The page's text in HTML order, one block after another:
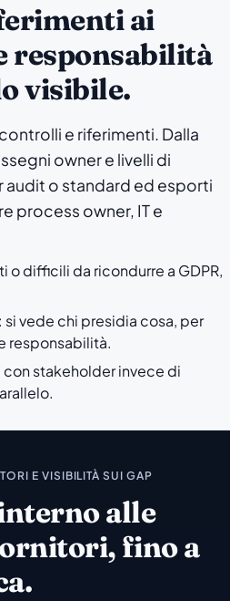
ai
responsabilità
visibile.
e riferimenti. Dalla
owner e livelli di
audit o standard ed esporti
process owner, IT e
o difficili da ricondurre a GDPR,
si vede chi presidia cosa, per
responsabilità.
stakeholder invece di
E VISIBILITÀ SUI GAP
alle
fino a